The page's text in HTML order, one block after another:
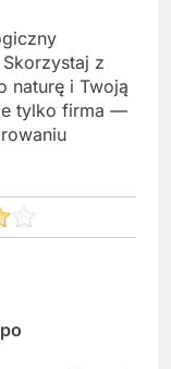
z
naturę i Twoją
tylko firma —